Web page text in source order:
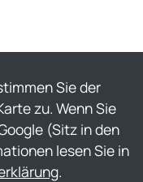
Sie der
zu. Wenn Sie
(Sitz in den
lesen Sie in
.